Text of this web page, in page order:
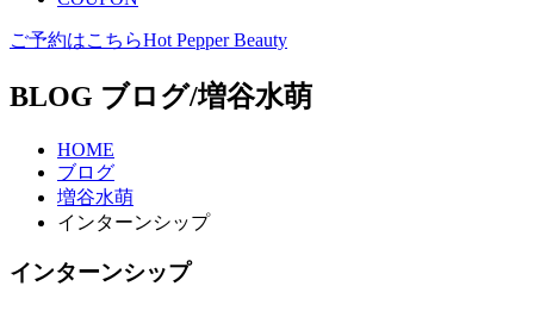
ご予約はこちらHot Pepper Beauty
BLOG ブログ/増谷水萌
HOME
ブログ
増谷水萌
インターンシップ
インターンシップ